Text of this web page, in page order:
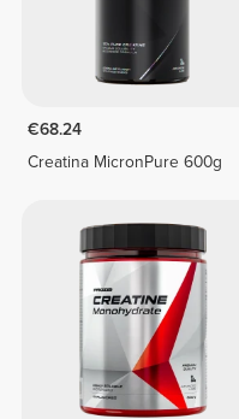
€68.24
Creatina MicronPure 600g